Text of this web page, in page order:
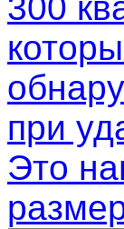
300
при
Это